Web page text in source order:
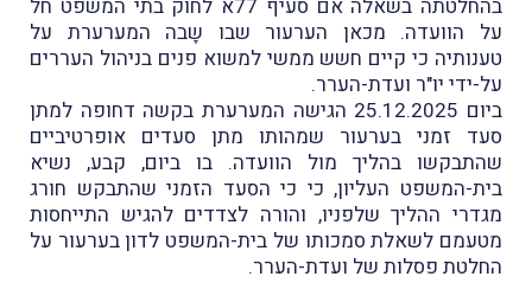
בהחלטתה בשאלה אם סעיף 77א לחוק בתי המשפט חל
על הוועדה. מכאן הערעור שבו שָבה המערערת על
טענותיה כי קיים חשש ממשי למשוא פנים בניהול העררים
על-ידי יו"ר ועדת-הערר.
ביום 25.12.2025 הגישה המערערת בקשה דחופה למתן
סעד זמני בערעור שמהותו מתן סעדים אופרטיביים
שהתבקשו בהליך מול הוועדה. בו ביום, קבע, נשיא
בית-המשפט העליון, כי כי הסעד הזמני שהתבקש חורג
מגדרי ההליך שלפניו, והורה לצדדים להגיש התייחסות
מטעמם לשאלת סמכותו של בית-המשפט לדון בערעור על
החלטת פסלות של ועדת-הערר.